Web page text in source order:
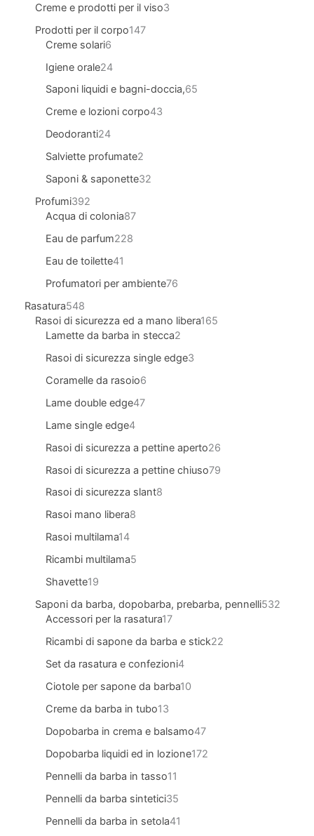
Creme e prodotti per il viso3
Prodotti per il corpo147
Creme solari6
Igiene orale24
Saponi liquidi e bagni-doccia,65
Creme e lozioni corpo43
Deodoranti24
Salviette profumate2
Saponi & saponette32
Profumi392
Acqua di colonia87
Eau de parfum228
Eau de toilette41
Profumatori per ambiente76
Rasatura548
Rasoi di sicurezza ed a mano libera165
Lamette da barba in stecca2
Rasoi di sicurezza single edge3
Coramelle da rasoio6
Lame double edge47
Lame single edge4
Rasoi di sicurezza a pettine aperto26
Rasoi di sicurezza a pettine chiuso79
Rasoi di sicurezza slant8
Rasoi mano libera8
Rasoi multilama14
Ricambi multilama5
Shavette19
Saponi da barba, dopobarba, prebarba, pennelli532
Accessori per la rasatura17
Ricambi di sapone da barba e stick22
Set da rasatura e confezioni4
Ciotole per sapone da barba10
Creme da barba in tubo13
Dopobarba in crema e balsamo47
Dopobarba liquidi ed in lozione172
Pennelli da barba in tasso11
Pennelli da barba sintetici35
Pennelli da barba in setola41